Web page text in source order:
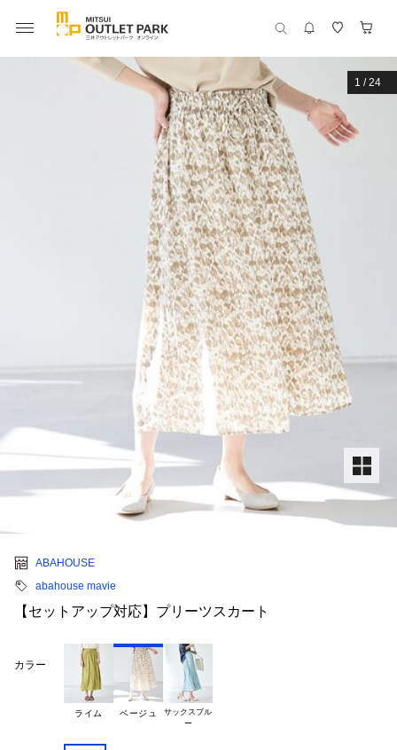
1 /24
ABAHOUSE
abahouse mavie
【セットアップ対応】プリーツスカート
カラー
ライム ベージュ
サックスブル
ー